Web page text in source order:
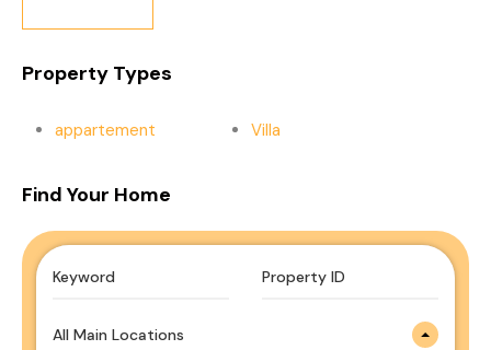
Property Types
appartement Villa
Find Your Home
All Main Locations